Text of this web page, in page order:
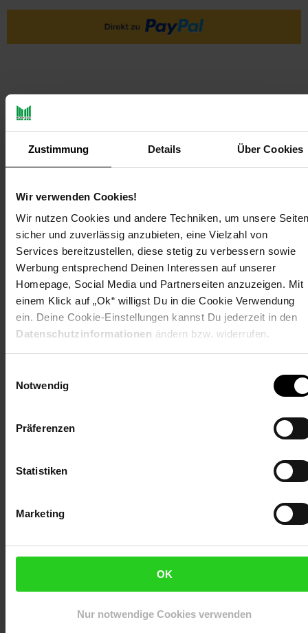
Zustimmung Details Über Cookies
Wir verwenden Cookies!
Wir nutzen Cookies und andere Techniken, um unsere
sicher und zuverlässig anzubieten, eine Vielzahl von
Services bereitzustellen, diese stetig zu verbessern sowie
Werbung entsprechend Deinen Interessen auf unserer
Homepage, Social Media und Partnerseiten anzuzeigen. Mit
einem Klick auf „Ok“ willigst Du in die Cookie Verwendung
ein. Deine Cookie-Einstellungen kannst Du jederzeit in den
Datenschutzinformationen ändern bzw. widerrufen.
Notwendig
Präferenzen
Statistiken
Marketing
OK
Nur notwendige Cookies verwenden
Extra°Punkte:
0
Produktbeschreibung
passend für BAMATO Minibagger MIB-600
Humusschaufel mit gefaster Schürfleiste
Höhe der Verpackung: 340 mm
Versandart: Paket
Versandgewicht: 19,30 kg
Artikel gehört zur Kategorie:Baugeräte